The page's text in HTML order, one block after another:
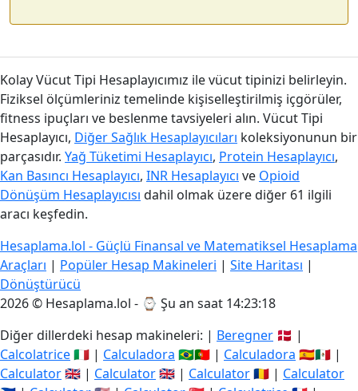
Kolay Vücut Tipi Hesaplayıcımız ile vücut tipinizi belirleyin.
Fiziksel ölçümleriniz temelinde kişiselleştirilmiş içgörüler,
fitness ipuçları ve beslenme tavsiyeleri alın. Vücut Tipi
Hesaplayıcı, Diğer Sağlık Hesaplayıcıları koleksiyonunun bir
parçasıdır. Yağ Tüketimi Hesaplayıcı, Protein Hesaplayıcı,
Kan Basıncı Hesaplayıcı, INR Hesaplayıcı ve Opioid
Dönüşüm Hesaplayıcısı dahil olmak üzere diğer 61 ilgili
aracı keşfedin.
Hesaplama.lol - Güçlü Finansal ve Matematiksel Hesaplama
Araçları | Popüler Hesap Makineleri | Site Haritası |
Dönüştürücü
2026 © Hesaplama.lol - ⌚ Şu an saat 14:23:19
Diğer dillerdeki hesap makineleri: | Beregner 🇩🇰 |
Calcolatrice🇮🇹 | Calculadora 🇧🇷🇵🇹 | Calculadora 🇪🇸🇲🇽 |
Calculator🇬🇧 | Calculator🇬🇧 | Calculator🇷🇴 | Calculator